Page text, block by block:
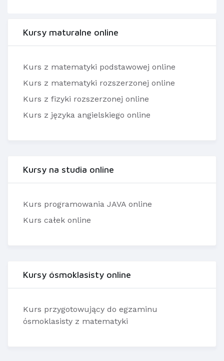
Kursy maturalne online
Kurs z matematyki podstawowej online
Kurs z matematyki rozszerzonej online
Kurs z fizyki rozszerzonej online
Kurs z języka angielskiego online
Kursy na studia online
Kurs programowania JAVA online
Kurs całek online
Kursy ósmoklasisty online
Kurs przygotowujący do egzaminu
ósmoklasisty z matematyki